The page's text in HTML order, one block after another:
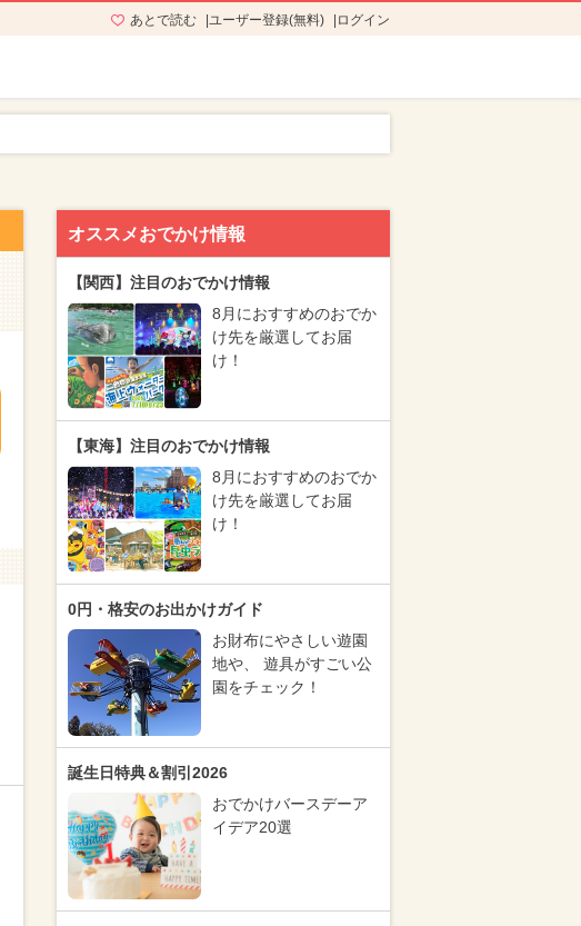
あとで読む ユーザー登録(無料) ログイン
オススメおでかけ情報
【関西】注目のおでかけ情報
8月におすすめのおでか
け先を厳選してお届
け！
【東海】注目のおでかけ情報
8月におすすめのおでか
け先を厳選してお届
け！
0円・格安のお出かけガイド
お財布にやさしい遊園
地や、 遊具がすごい公
園をチェック！
誕生日特典＆割引2026
おでかけバースデーア
イデア20選